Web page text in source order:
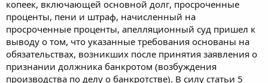
копеек, включающей основной долг, просроченные
проценты, пени и штраф, начисленный на
просроченные проценты, апелляционный суд пришел к
выводу о том, что указанные требования основаны на
обязательствах, возникших после принятия заявления о
признании должника банкротом (возбуждения
производства по делу о банкротстве). В силу статьи 5